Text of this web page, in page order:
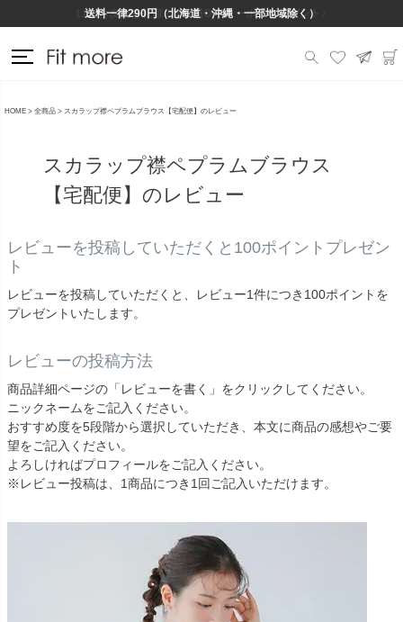
Lineお友だち登録で500円OFFクーポンプレゼント♪
送料一律290円（北海道・沖縄・一部地域除く）
HOME 全商品 スカラップ襟ペプラムブラウス【宅配便】のレビュー
スカラップ襟ペプラムブラウス
【宅配便】のレビュー
レビューを投稿していただくと100ポイントプレゼン
ト
レビューを投稿していただくと、レビュー1件につき100ポイントを
プレゼントいたします。
レビューの投稿方法
商品詳細ページの「レビューを書く」をクリックしてください。
ニックネームをご記入ください。
おすすめ度を5段階から選択していただき、本文に商品の感想やご要
望をご記入ください。
よろしければプロフィールをご記入ください。
※レビュー投稿は、1商品につき1回ご記入いただけます。